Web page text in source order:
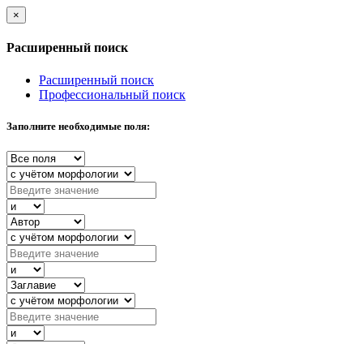
×
Расширенный поиск
Расширенный поиск
Профессиональный поиск
Заполните необходимые поля: